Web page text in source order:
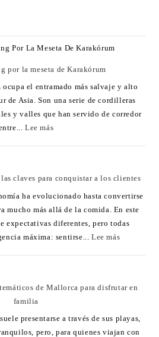
por la meseta de Karakórum
ocupa el entramado más salvaje y alto
de Asia. Son una serie de cordilleras
y valles que han servido de corredor
Lee más
claves para conquistar a los clientes
ha evolucionado hasta convertirse
mucho más allá de la comida. En este
expectativas diferentes, pero todas
máxima: sentirse...Lee más
de Mallorca para disfrutar en
familia
presentarse a través de sus playas,
pero, para quienes viajan con